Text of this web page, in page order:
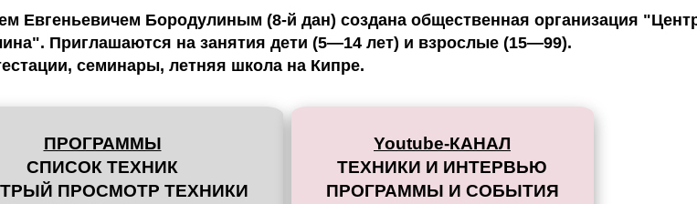
Евгеньевичем Бородулиным (8-й дан) создана общественная организация
Приглашаются на занятия дети (5—14 лет) и взрослые (15—99).
семинары, летняя школа на Кипре.
ПРОГРАММЫ
СПИСОК ТЕХНИК
ПРОСМОТР ТЕХНИКИ
Youtube-КАНАЛ
ТЕХНИКИ И ИНТЕРВЬЮ
ПРОГРАММЫ И СОБЫТИЯ